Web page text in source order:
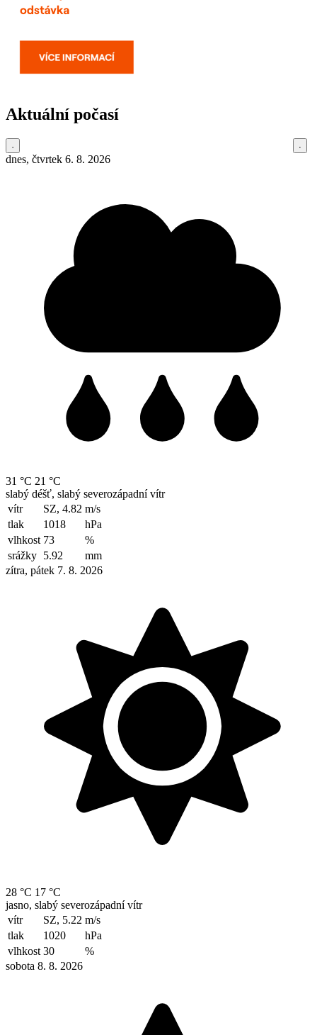
Aktuální počasí
dnes, čtvrtek 6. 8. 2026
31 °C 21 °C
slabý déšť, slabý severozápadní vítr
vítr
SZ, 4.82 m/s
tlak
1018
hPa
vlhkost 73
%
srážky 5.92
mm
zítra, pátek 7. 8. 2026
28 °C 17 °C
jasno, slabý severozápadní vítr
vítr
SZ, 5.22 m/s
tlak
1020
hPa
vlhkost 30
%
sobota 8. 8. 2026